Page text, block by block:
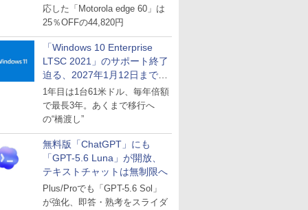
応した「Motorola edge 60」は
25％OFFの44,820円
「Windows 10 Enterprise
LTSC 2021」のサポート終了
迫る、2027年1月12日まで
～ESUは9月1日から販売
1年目は1台61米ドル、毎年倍額
で最長3年。あくまで移行へ
の“橋渡し”
無料版「ChatGPT」にも
「GPT-5.6 Luna」が開放、
テキストチャットは無制限へ
Plus/Proでも「GPT-5.6 Sol」
が強化、即答・熟考をスライダ